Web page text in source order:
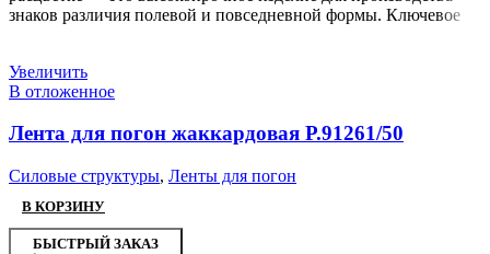
знаков различия полевой и повседневной формы. Ключевое
Увеличить
В отложенное
Лента для погон жаккардовая Р.91261/50
Силовые структуры, Ленты для погон
В КОРЗИНУ
БЫСТРЫЙ ЗАКАЗ